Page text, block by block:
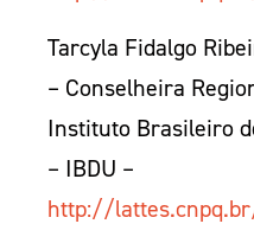
Tarcyla Fidalgo
– Conselheira
Instituto Brasileiro
– IBDU –
http://